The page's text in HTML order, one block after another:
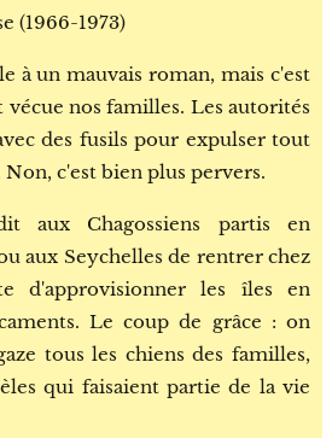
(1966-1973)
à un mauvais roman, mais c'est
nos familles. Les autorités
des fusils pour expulser tout
c'est bien plus pervers.
aux Chagossiens partis en
aux Seychelles de rentrer chez
d'approvisionner les îles en
Le coup de grâce : on
tous les chiens des familles,
qui faisaient partie de la vie